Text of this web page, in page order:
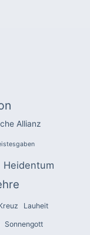
Allianz
Heidentum
Lauheit
Sonnengott